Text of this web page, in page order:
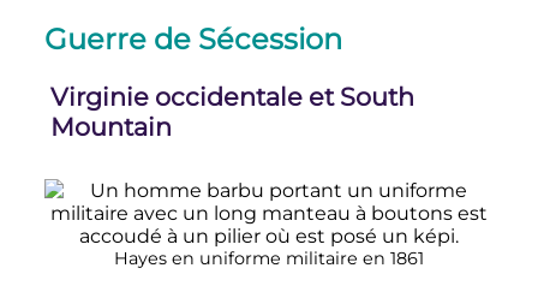
Guerre de Sécession
Virginie occidentale et South
Mountain
Hayes en uniforme militaire en 1861